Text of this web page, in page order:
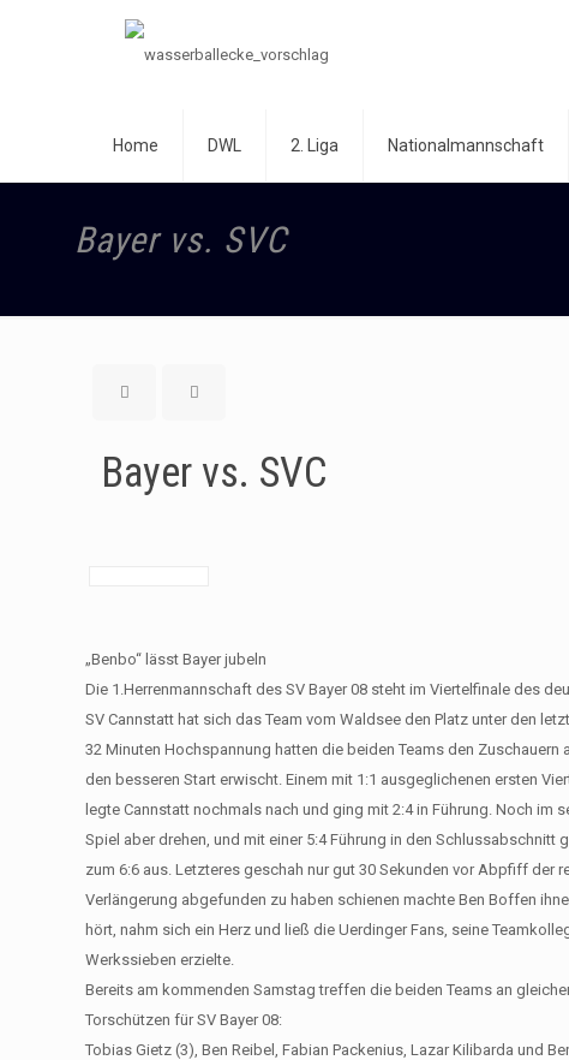
Home DWL 2. Liga Nationalmannschaft
Bayer vs. SVC
Bayer vs. SVC
„Benbo“ lässt Bayer jubeln
Die 1.Herrenmannschaft des SV Bayer 08 steht im Viertelfinale des
SV Cannstatt hat sich das Team vom Waldsee den Platz unter den
32 Minuten Hochspannung hatten die beiden Teams den
den besseren Start erwischt. Einem mit 1:1 ausgeglichenen ersten
legte Cannstatt nochmals nach und ging mit 2:4 in Führung. Noch
Spiel aber drehen, und mit einer 5:4 Führung in den
zum 6:6 aus. Letzteres geschah nur gut 30 Sekunden vor Abpfiff der
Verlängerung abgefunden zu haben schienen machte Ben Boffen
hört, nahm sich ein Herz und ließ die Uerdinger Fans, seine
Werkssieben erzielte.
Bereits am kommenden Samstag treffen die beiden Teams an
Torschützen für SV Bayer 08:
Tobias Gietz (3), Ben Reibel, Fabian Packenius, Lazar Kilibarda und